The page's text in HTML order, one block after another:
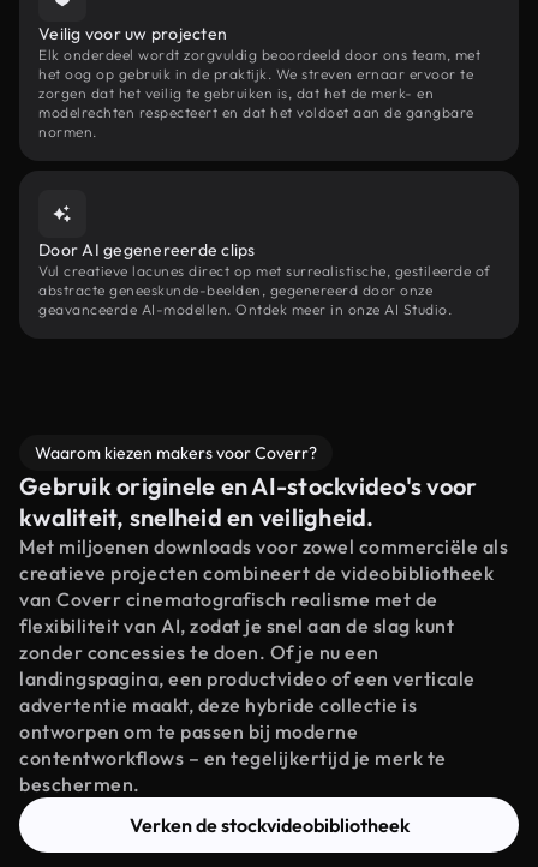
Veilig voor uw projecten
Elk onderdeel wordt zorgvuldig beoordeeld door ons team, met
het oog op gebruik in de praktijk. We streven ernaar ervoor te
zorgen dat het veilig te gebruiken is, dat het de merk- en
modelrechten respecteert en dat het voldoet aan de gangbare
normen.
Door AI gegenereerde clips
Vul creatieve lacunes direct op met surrealistische, gestileerde of
abstracte geneeskunde-beelden, gegenereerd door onze
geavanceerde AI-modellen. Ontdek meer in onze AI Studio.
Waarom kiezen makers voor Coverr?
Gebruik originele en AI-stockvideo's voor
kwaliteit, snelheid en veiligheid.
Met miljoenen downloads voor zowel commerciële als
creatieve projecten combineert de videobibliotheek
van Coverr cinematografisch realisme met de
flexibiliteit van AI, zodat je snel aan de slag kunt
zonder concessies te doen. Of je nu een
landingspagina, een productvideo of een verticale
advertentie maakt, deze hybride collectie is
ontworpen om te passen bij moderne
contentworkflows – en tegelijkertijd je merk te
beschermen.
Verken de stockvideobibliotheek